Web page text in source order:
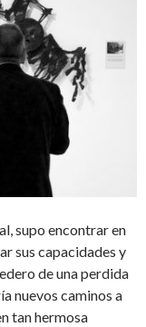
supo encontrar en
sus capacidades y
de una perdida
nuevos caminos a
tan hermosa